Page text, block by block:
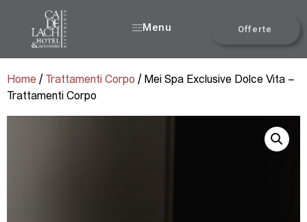
Menu Offerte
Home / Trattamenti Corpo / Mei Spa Exclusive Dolce Vita –
Trattamenti Corpo